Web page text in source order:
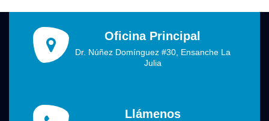
Oficina Principal
Dr. Núñez Domínguez #30, Ensanche La
Julia
Llámenos